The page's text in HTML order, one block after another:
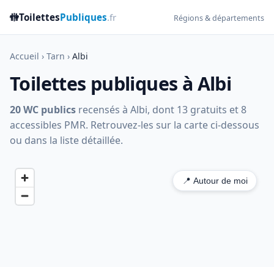
🚻ToilettesPubliques.fr Régions & départements
Accueil › Tarn › Albi
Toilettes publiques à Albi
20 WC publics recensés à Albi, dont 13 gratuits et 8
accessibles PMR. Retrouvez-les sur la carte ci-dessous
ou dans la liste détaillée.
📍 Autour de moi